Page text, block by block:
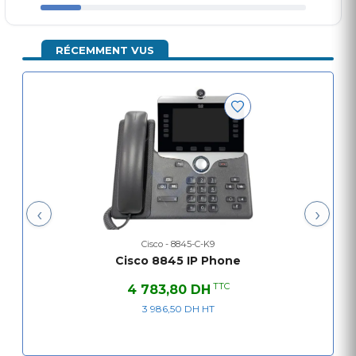
Cisco Unified Communications Manager. Le CP-
8845 dispose de 5 touches de ligne
programmables, de quatre touches
rétroéclairé 24 bits et, surtout, d'une caméra vidéo
Parmi ses fonctionnalités standard, on retrouve un
haut-parleur mains libres duplex intégral, un port
casque RJ9, un commutateur Gigabit Ethernet, la
compatibilité Bluetooth, l'alimentation PoE, un
port AUX et bien plus encore !
Caractéristiques du Cisco CP-8845-C-K9 :
5 touches de ligne programmables
RÉCEMMENT VUS
‹ ›
Cisco - 8845-C-K9
Cisco 8845 IP Phone
4 783,80 DH TTC
3 986,50 DH HT